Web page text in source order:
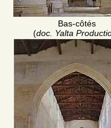
Bas-côtés
(doc. Yalta